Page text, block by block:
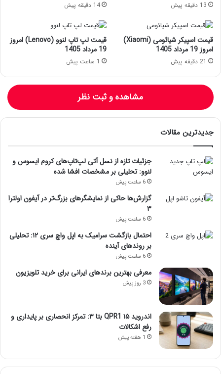
13 دقیقه پیش 14 دقیقه پیش
قیمت اسپیکر شیائومی (Xiaomi)
امروز 19 مرداد 1405
21 دقیقه پیش
قیمت لپ تاپ لنوو (Lenovo) امروز
19 مرداد 1405
1 ساعت پیش
مشاهده و ثبت نظر
جدیدترین مقالات
جزئیات تازه از نسل آتی لپ‌تاپ‌های کروم ایسوس و
لنوو: تحلیلی بر مشخصات افشا شده
6 ساعت پیش
گزارش‌ها حاکی از نمایشگرهای بزرگ‌تر در آیفون اولترا
۳
6 ساعت پیش
احتمال بازگشت سرامیک به اپل واچ سری ۱۲: تحلیلی
بر روندهای آینده
6 ساعت پیش
معرفی بهترین برندهای ایرانی برای خرید تلویزیون
3 روز پیش
اندروید ۱۵ QPR1 بتا ۳: تمرکز انحصاری بر پایداری و
رفع اشکالات
1 هفته پیش